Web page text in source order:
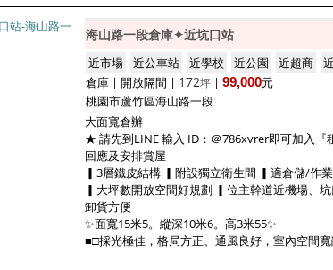
海山路一段倉庫✦近坑口站
近市場 近公車站 近學校 近公園 近超商
倉庫 | 開放隔間 | 172坪 | 99,000元
桃園市蘆竹區海山路一段
大面寬倉辦
★ 請先到LINE 輸入 ID：＠786xvrer即可加入
回應及安排賞屋
▎3層鐵皮結構 ▎附設獨立衛生間 ▎適倉儲/作
▎大坪數開放空間好規劃 ▎位主幹道近機場、
卸貨方便
✨面寬15米5。縱深10米6。高3米55✨
■□採光極佳，格局方正、通風良好，室內空間